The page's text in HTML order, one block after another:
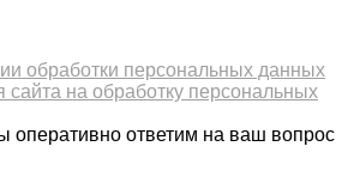
обработки персональных данных
сайта на обработку персональных
оперативно ответим на ваш вопрос